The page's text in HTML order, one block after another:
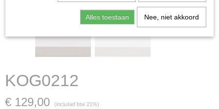
KOG0212
€ 129,00 (inclusief btw 21%)
Alles toestaan Nee, niet akkoord